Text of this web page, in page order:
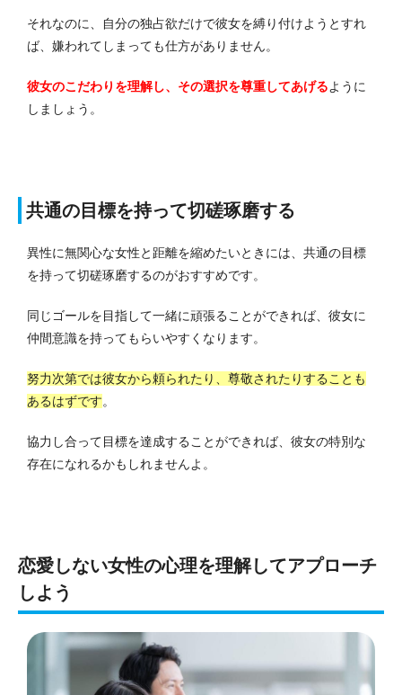
それなのに、自分の独占欲だけで彼女を縛り付けようとすれ
ば、嫌われてしまっても仕方がありません。
彼女のこだわりを理解し、その選択を尊重してあげるように
しましょう。
共通の目標を持って切磋琢磨する
異性に無関心な女性と距離を縮めたいときには、共通の目標
を持って切磋琢磨するのがおすすめです。
同じゴールを目指して一緒に頑張ることができれば、彼女に
仲間意識を持ってもらいやすくなります。
努力次第では彼女から頼られたり、尊敬されたりすることも
あるはずです。
協力し合って目標を達成することができれば、彼女の特別な
存在になれるかもしれませんよ。
恋愛しない女性の心理を理解してアプローチ
しよう